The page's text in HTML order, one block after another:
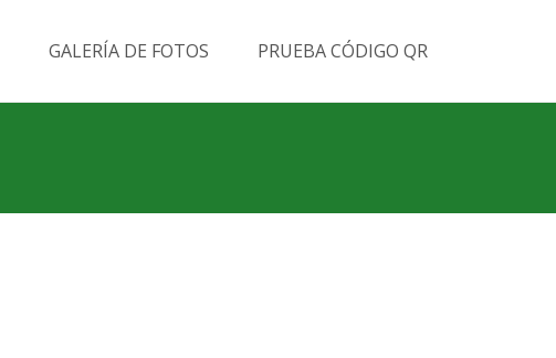
GALERÍA DE FOTOS PRUEBA CÓDIGO QR